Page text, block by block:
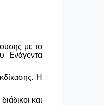
με το
Ενάγοντα
Η
και